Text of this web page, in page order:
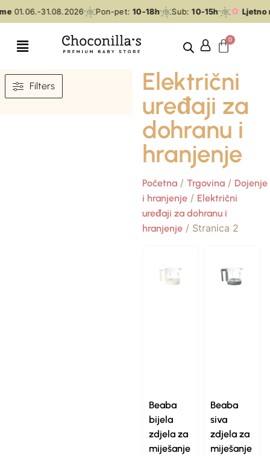
01.06.-31.08.2026 Pon-pet: 10-18h Sub: 10-15h Ljetno
Filters
Električni
uređaji za
dohranu i
hranjenje
Početna/ Trgovina/ Dojenje
i hranjenje/ Električni
uređaji za dohranu i
hranjenje/ Stranica 2
Beaba
bijela
zdjela za
miješanje
Beaba
siva
zdjela za
miješanje